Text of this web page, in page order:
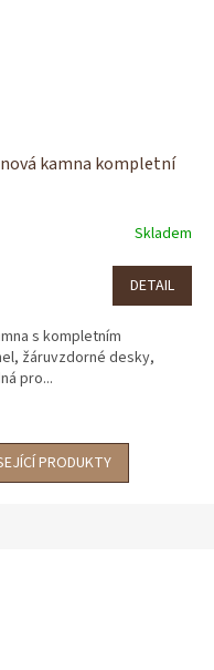
kamna kompletní
Skladem
DETAIL
s kompletním
žáruvzdorné desky,
pro...
PRODUKTY